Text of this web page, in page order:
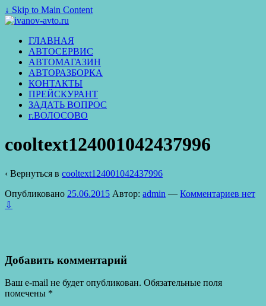
↓ Skip to Main Content
ГЛАВНАЯ
АВТОСЕРВИС
АВТОМАГАЗИН
АВТОРАЗБОРКА
КОНТАКТЫ
ПРЕЙСКУРАНТ
ЗАДАТЬ ВОПРОС
г.ВОЛОСОВО
cooltext124001042437996
‹ Вернуться в cooltext124001042437996
Опубликовано 25.06.2015 Автор: admin — Комментариев нет
⇩
Добавить комментарий
Ваш e-mail не будет опубликован. Обязательные поля
помечены *